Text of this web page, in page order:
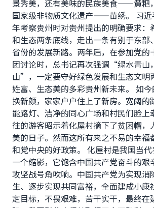
景秀美，还有美味的民族美食——黄粑
国家级非物质文化遗产——苗绣。 习近
年考察贵州时对贵州提出的明确要求：
和生态两条底线，走出一条有别于东部
省份的发展新路。两年后，在参加党的
团讨论时，总书记再次强调“绿水青山
山”，一定要守好绿色发展和生态文明
姓富、生态美的多彩贵州新未来。 如
换新颜，家家户户住上了新房。宽阔的
能路灯、洁净的同心广场和村民们脸上
往的游客昭示着化屋村摘下了贫困帽，
美的日子。然而这所有来之不易的幸福
和党中央的好政策。 化屋村是我国当
一个缩影，它饱含中国共产党奋斗的艰
攻坚战号角吹响。中国共产党为实现消
生、逐步实现共同富裕，全面建成小康
定目标，不畏艰难，苦干实干，最终在